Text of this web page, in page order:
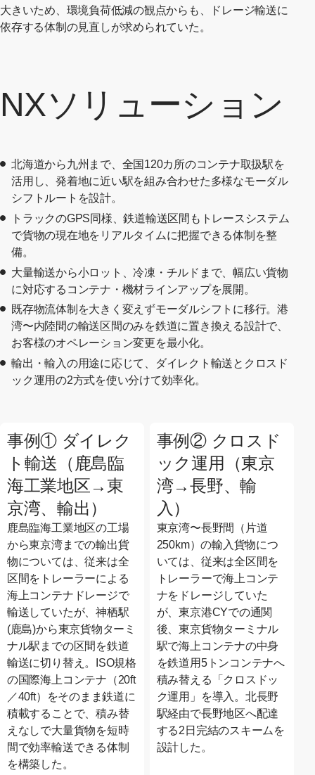
大きいため、環境負荷低減の観点からも、ドレージ輸送に
依存する体制の見直しが求められていた。
NXソリューション
北海道から九州まで、全国120カ所のコンテナ取扱駅を
活用し、発着地に近い駅を組み合わせた多様なモーダル
シフトルートを設計。
トラックのGPS同様、鉄道輸送区間もトレースシステム
で貨物の現在地をリアルタイムに把握できる体制を整
備。
大量輸送から小ロット、冷凍・チルドまで、幅広い貨物
に対応するコンテナ・機材ラインアップを展開。
既存物流体制を大きく変えずモーダルシフトに移行。港
湾〜内陸間の輸送区間のみを鉄道に置き換える設計で、
お客様のオペレーション変更を最小化。
輸出・輸入の用途に応じて、ダイレクト輸送とクロスド
ック運用の2方式を使い分けて効率化。
事例① ダイレク
ト輸送（鹿島臨
海工業地区→東
京湾、輸出）
鹿島臨海工業地区の工場
から東京湾までの輸出貨
物については、従来は全
区間をトレーラーによる
海上コンテナドレージで
輸送していたが、神栖駅
(鹿島)から東京貨物ターミ
ナル駅までの区間を鉄道
輸送に切り替え。ISO規格
の国際海上コンテナ（20ft
／40ft）をそのまま鉄道に
積載することで、積み替
えなしで大量貨物を短時
間で効率輸送できる体制
を構築した。
事例② クロスド
ック運用（東京
湾→長野、輸
入）
東京湾〜長野間（片道
250km）の輸入貨物につ
いては、従来は全区間を
トレーラーで海上コンテ
ナをドレージしていた
が、東京港CYでの通関
後、東京貨物ターミナル
駅で海上コンテナの中身
を鉄道用5トンコンテナへ
積み替える「クロスドッ
ク運用」を導入。北長野
駅経由で長野地区へ配達
する2日完結のスキームを
設計した。